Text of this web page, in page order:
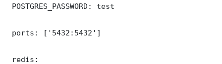
POSTGRES_PASSWORD: test
ports: ['5432:5432']
redis: